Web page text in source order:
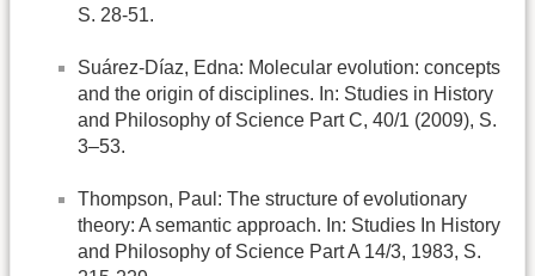
S. 28-51.
Suárez-Díaz, Edna: Molecular evolution: concepts
and the origin of disciplines. In: Studies in History
and Philosophy of Science Part C, 40/1 (2009), S.
3–53.
Thompson, Paul: The structure of evolutionary
theory: A semantic approach. In: Studies In History
and Philosophy of Science Part A 14/3, 1983, S.